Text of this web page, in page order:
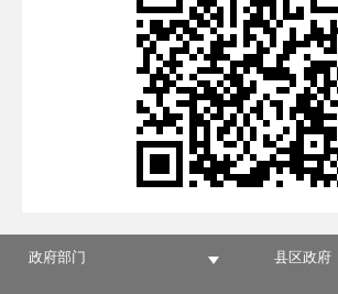
政府部门 县区政府